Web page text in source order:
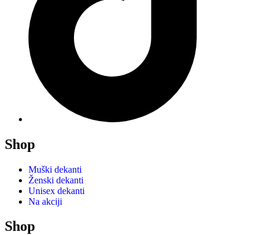
Shop
Muški dekanti
Ženski dekanti
Unisex dekanti
Na akciji
Shop